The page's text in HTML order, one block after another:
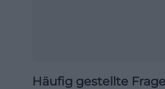
Häufig gestellte